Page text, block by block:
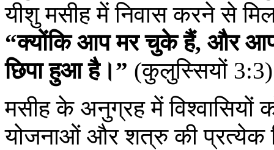
यीशु मसीह में निवास करने से
“क्योंकि आप मर चुके हैं, और
छिपा हुआ है।” (कुलुस्सियों 3:3)
मसीह के अनुग्रह में विश्वासियों
योजनाओं और शत्रु की प्रत्येक